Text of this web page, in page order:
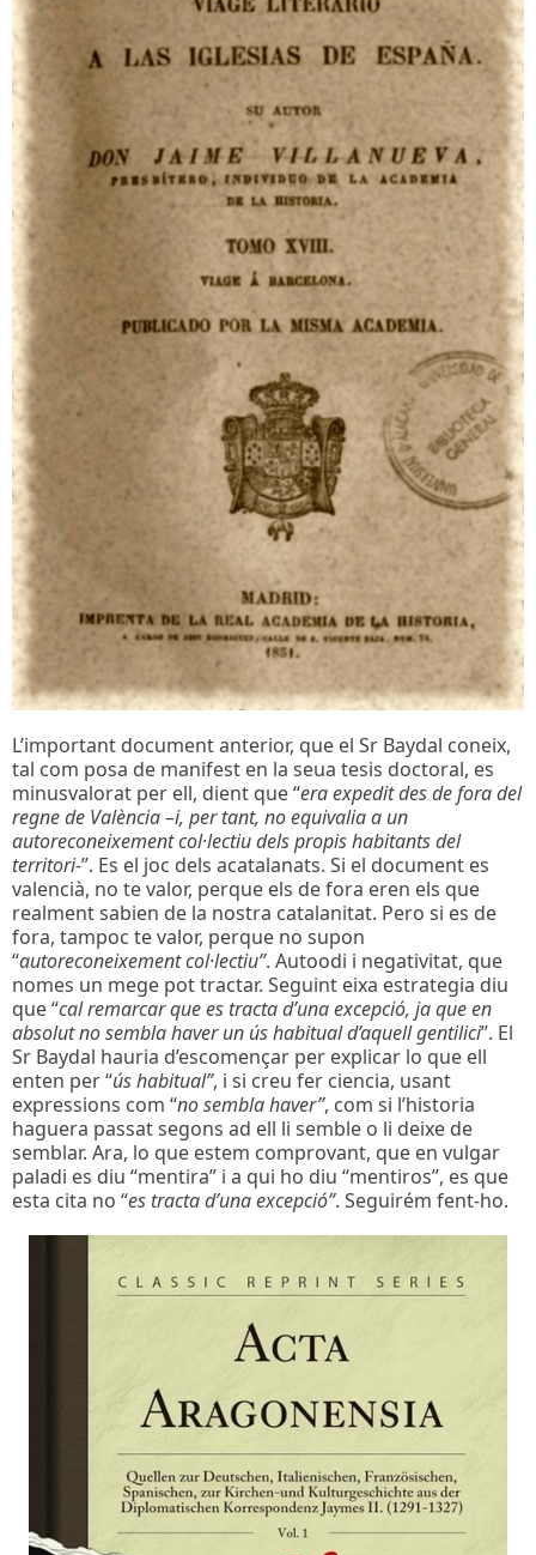
L’important document anterior, que el Sr Baydal coneix,
tal com posa de manifest en la seua tesis doctoral, es
minusvalorat per ell, dient que “era expedit des de fora del
regne de València –i, per tant, no equivalia a un
autoreconeixement col·lectiu dels propis habitants del
territori-”. Es el joc dels acatalanats. Si el document es
valencià, no te valor, perque els de fora eren els que
realment sabien de la nostra catalanitat. Pero si es de
fora, tampoc te valor, perque no supon
“autoreconeixement col·lectiu”. Autoodi i negativitat, que
nomes un mege pot tractar. Seguint eixa estrategia diu
que “cal remarcar que es tracta d’una excepció, ja que en
absolut no sembla haver un ús habitual d’aquell gentilici”. El
Sr Baydal hauria d’escomençar per explicar lo que ell
enten per “ús habitual”, i si creu fer ciencia, usant
expressions com “no sembla haver”, com si l’historia
haguera passat segons ad ell li semble o li deixe de
semblar. Ara, lo que estem comprovant, que en vulgar
paladi es diu “mentira” i a qui ho diu “mentiros”, es que
esta cita no “es tracta d’una excepció”. Seguirém fent-ho.